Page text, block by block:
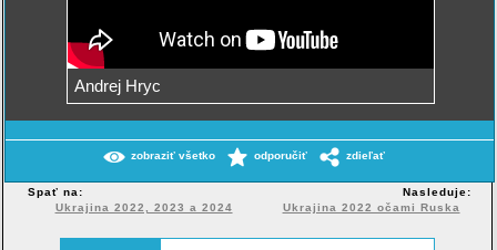
Spať na:
Ukrajina 2022, 2023 a 2024
Andrej Hryc
Nasleduje:
Ukrajina 2022 očami Ruska
zobraziť všetko odporučiť zdieľať